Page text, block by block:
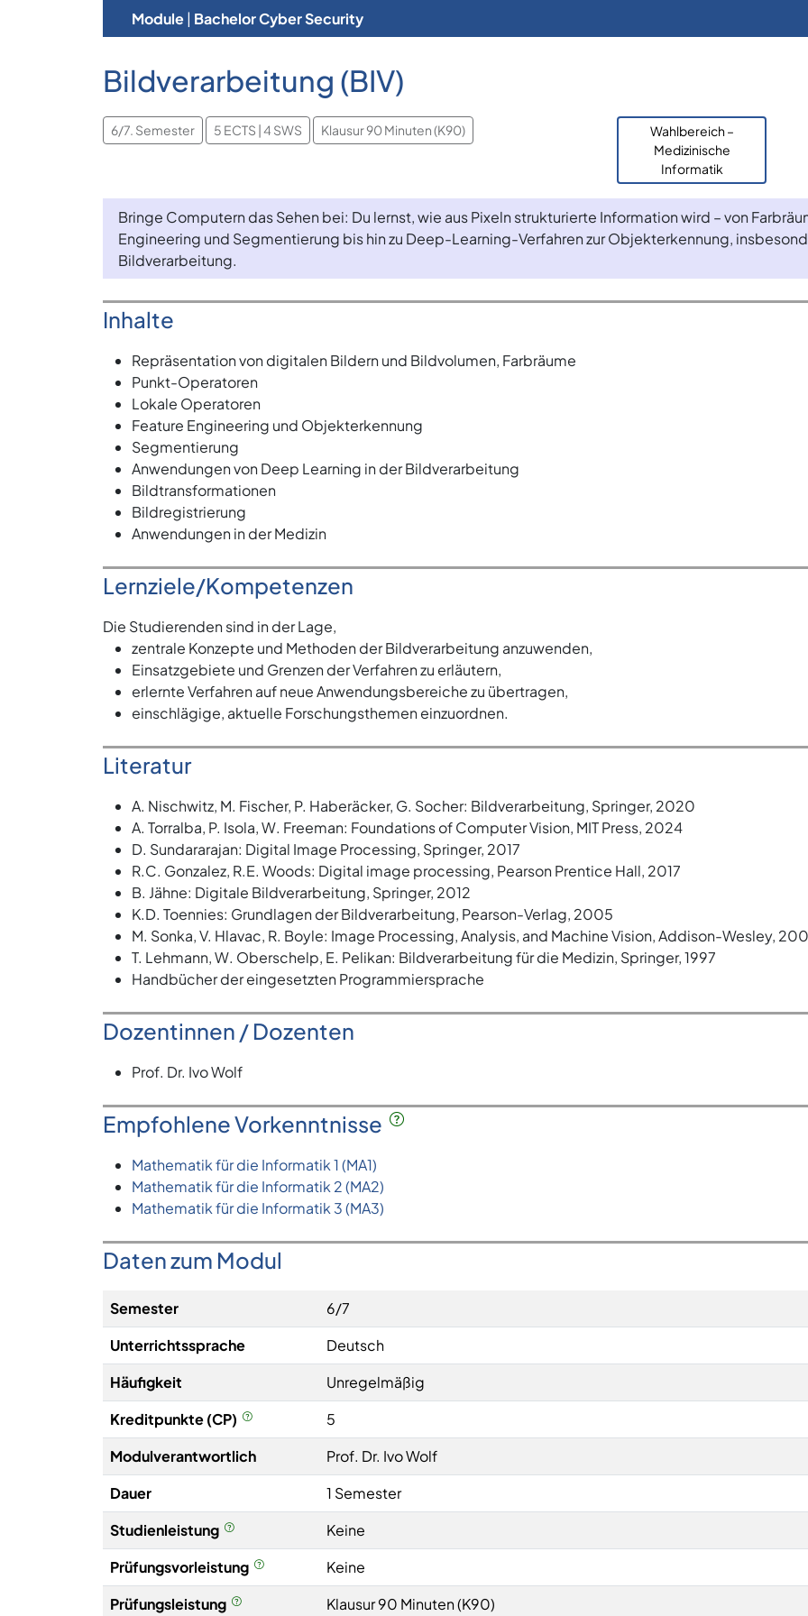
Module| Bachelor Cyber Security
Bildverarbeitung (BIV)
6/7. Semester 5 ECTS | 4 SWS Klausur 90 Minuten (K90)
Wahlbereich –
Medizinische
Informatik
Bringe Computern das Sehen bei: Du lernst, wie aus Pixeln strukturierte Information wird – von
Engineering und Segmentierung bis hin zu Deep-Learning-Verfahren zur Objekterkennung,
Bildverarbeitung.
Inhalte
Repräsentation von digitalen Bildern und Bildvolumen, Farbräume
Punkt-Operatoren
Lokale Operatoren
Feature Engineering und Objekterkennung
Segmentierung
Anwendungen von Deep Learning in der Bildverarbeitung
Bildtransformationen
Bildregistrierung
Anwendungen in der Medizin
Lernziele/Kompetenzen
Die Studierenden sind in der Lage,
zentrale Konzepte und Methoden der Bildverarbeitung anzuwenden,
Einsatzgebiete und Grenzen der Verfahren zu erläutern,
erlernte Verfahren auf neue Anwendungsbereiche zu übertragen,
einschlägige, aktuelle Forschungsthemen einzuordnen.
Literatur
A. Nischwitz, M. Fischer, P. Haberäcker, G. Socher: Bildverarbeitung, Springer, 2020
A. Torralba, P. Isola, W. Freeman: Foundations of Computer Vision, MIT Press, 2024
D. Sundararajan: Digital Image Processing, Springer, 2017
R.C. Gonzalez, R.E. Woods: Digital image processing, Pearson Prentice Hall, 2017
B. Jähne: Digitale Bildverarbeitung, Springer, 2012
K.D. Toennies: Grundlagen der Bildverarbeitung, Pearson-Verlag, 2005
M. Sonka, V. Hlavac, R. Boyle: Image Processing, Analysis, and Machine Vision, Addison-Wesley,
T. Lehmann, W. Oberschelp, E. Pelikan: Bildverarbeitung für die Medizin, Springer, 1997
Handbücher der eingesetzten Programmiersprache
Dozentinnen / Dozenten
Prof. Dr. Ivo Wolf
Empfohlene Vorkenntnisse
Mathematik für die Informatik 1 (MA1)
Mathematik für die Informatik 2 (MA2)
Mathematik für die Informatik 3 (MA3)
Daten zum Modul
Semester
6/7
Unterrichtssprache
Deutsch
Häufigkeit
Unregelmäßig
Kreditpunkte (CP)
5
Modulverantwortlich
Prof. Dr. Ivo Wolf
Dauer
1 Semester
Studienleistung
Keine
Prüfungsvorleistung
Keine
Prüfungsleistung
Klausur 90 Minuten (K90)